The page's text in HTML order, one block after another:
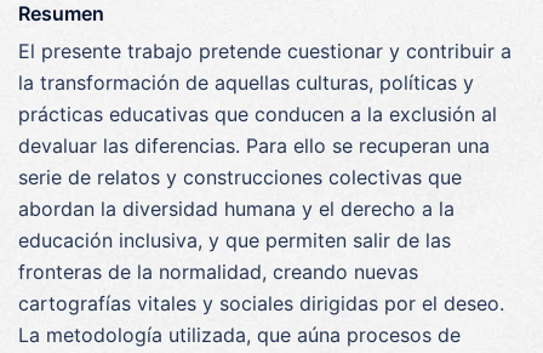
Resumen
El presente trabajo pretende cuestionar y contribuir a
la transformación de aquellas culturas, políticas y
prácticas educativas que conducen a la exclusión al
devaluar las diferencias. Para ello se recuperan una
serie de relatos y construcciones colectivas que
abordan la diversidad humana y el derecho a la
educación inclusiva, y que permiten salir de las
fronteras de la normalidad, creando nuevas
cartografías vitales y sociales dirigidas por el deseo.
La metodología utilizada, que aúna procesos de